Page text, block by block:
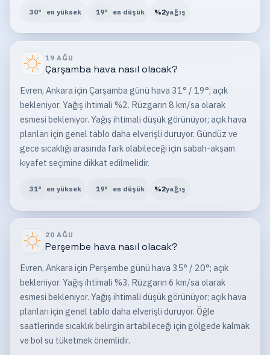
30° en yüksek 19° en düşük %2yağış
19 AĞU
Çarşambahava nasıl olacak?
Evren, Ankara için Çarşamba günü hava 31° / 19°; açık
bekleniyor. Yağış ihtimali %2. Rüzgarın 8 km/sa olarak
esmesi bekleniyor. Yağış ihtimali düşük görünüyor; açık hava
planları için genel tablo daha elverişli duruyor. Gündüz ve
gece sıcaklığı arasında fark olabileceği için sabah-akşam
kıyafet seçimine dikkat edilmelidir.
31° en yüksek 19° en düşük %2yağış
20 AĞU
Perşembe hava nasıl olacak?
Evren, Ankara için Perşembe günü hava 35° / 20°; açık
bekleniyor. Yağış ihtimali %3. Rüzgarın 6 km/sa olarak
esmesi bekleniyor. Yağış ihtimali düşük görünüyor; açık hava
planları için genel tablo daha elverişli duruyor. Öğle
saatlerinde sıcaklık belirgin artabileceği için gölgede kalmak
ve bol su tüketmek önemlidir.